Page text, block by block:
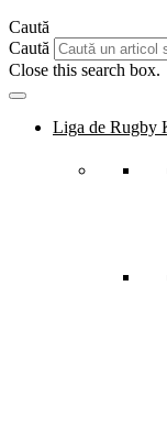
Caută
Caută
Close this search box.
Liga de Rugby